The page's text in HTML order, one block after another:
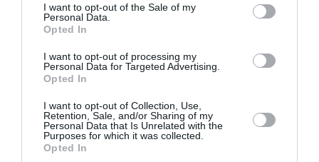
I want to opt-out of the Sale of my
Personal Data.
Opted In
I want to opt-out of processing my
Personal Data for Targeted Advertising.
Opted In
I want to opt-out of Collection, Use,
Retention, Sale, and/or Sharing of my
Personal Data that Is Unrelated with the
Purposes for which it was collected.
Opted In
Tags
ΔΟΚΙΜΙΑ - ΜΕΛΕΤΕΣ
ΕΚΔΟΣΕΙΣ ΑΙΟΛΟΣ
ΞΕΝΟΙ ΣΥΓΓΡΑΦΕΙΣ
Newsletter
Κάθε βδομάδα στο e-mail σας τα τελευταία νέα για
την Τέχνη και τον Πολιτισμό!